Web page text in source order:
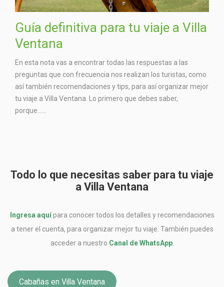
Guía definitiva para tu viaje a Villa
Ventana
En esta nota vas a encontrar todas las respuestas a las
preguntas que con frecuencia nos realizan los turistas, como
así también recomendaciones y tips, para así organizar mejor
tu viaje a Villa Ventana. Lo primero que debes saber,
porque…...
Todo lo que necesitas saber para tu viaje
a Villa Ventana
Ingresa aquípara conocer todos los detalles y recomendaciones
a tener el cuenta, para organizar mejor tu viaje. También puedes
acceder a nuestro Canal de WhatsApp.
Cabañas en Villa Ventana